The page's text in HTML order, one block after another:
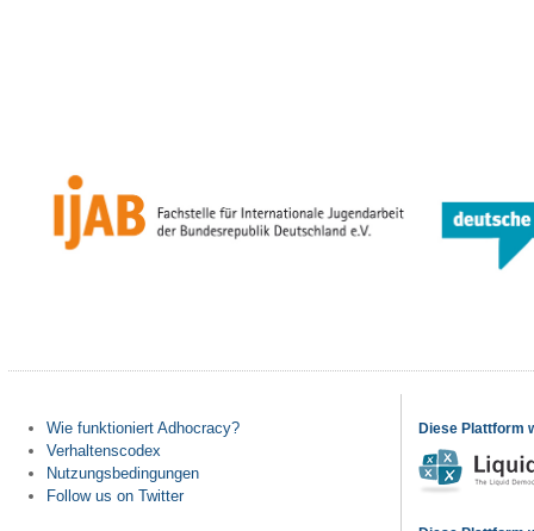
Wie funktioniert Adhocracy?
Verhaltenscodex
Nutzungsbedingungen
Follow us on Twitter
Diese Plattform